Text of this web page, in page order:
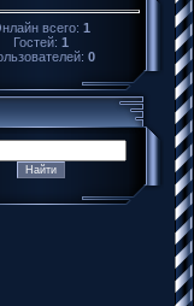
всего: 1
Гостей: 1
0